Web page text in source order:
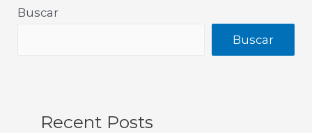
Buscar
Buscar
Recent Posts